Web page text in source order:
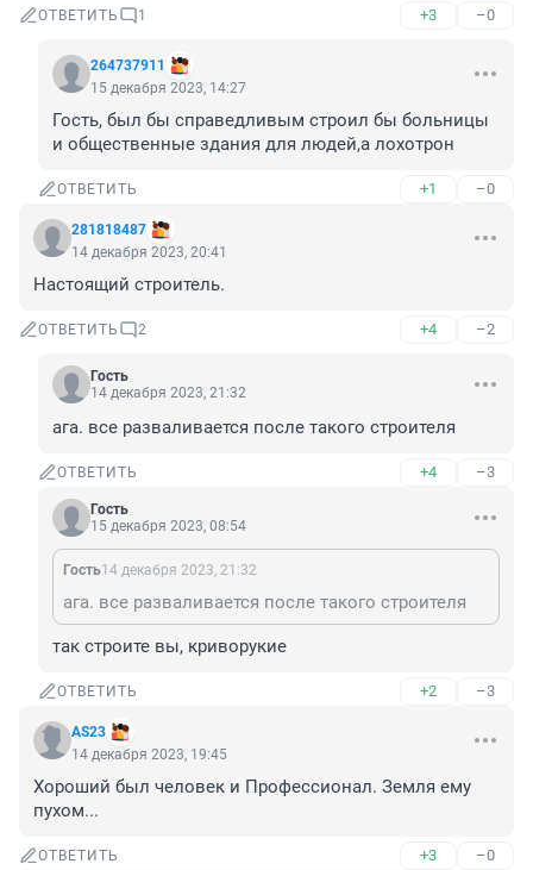
ОТВЕТИТЬ 1 +3 –0
264737911
15 декабря 2023, 14:27
Гость, был бы справедливым строил бы больницы
и общественные здания для людей,а лохотрон
ОТВЕТИТЬ +1 –0
281818487
14 декабря 2023, 20:41
Настоящий строитель.
ОТВЕТИТЬ 2 +4 –2
Гость
14 декабря 2023, 21:32
ага. все разваливается после такого строителя
ОТВЕТИТЬ +4 –3
Гость
15 декабря 2023, 08:54
Гость14 декабря 2023, 21:32
ага. все разваливается после такого строителя
так строите вы, криворукие
ОТВЕТИТЬ +2 –3
AS23
14 декабря 2023, 19:45
Хороший был человек и Профессионал. Земля ему
пухом...
ОТВЕТИТЬ +3 –0